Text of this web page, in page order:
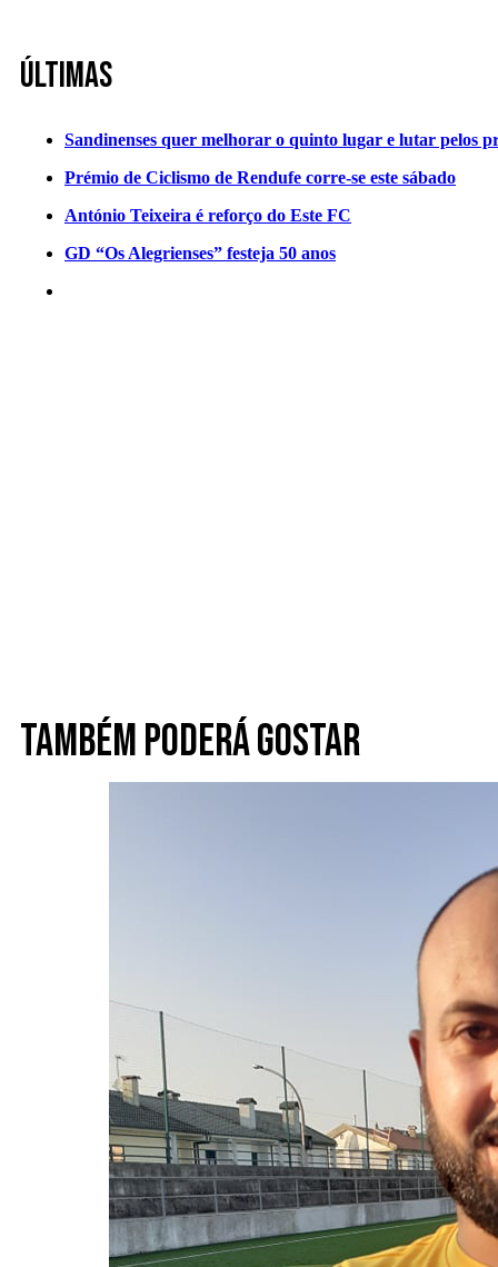
Últimas
Sandinenses quer melhorar o quinto lugar e lutar pelos
Prémio de Ciclismo de Rendufe corre-se este sábado
António Teixeira é reforço do Este FC
GD “Os Alegrienses” festeja 50 anos
Também poderá gostar